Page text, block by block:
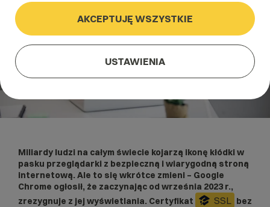
Miliardy ludzi na całym świecie kojarzą ikonę kłódki w
pasku przeglądarki z bezpieczną i wiarygodną stroną
internetową. Ale to się wkrótce zmieni – Google
Chrome ogłosił, że zaczynając od września 2023 r.,
zrezygnuje z jej wyświetlania. Certyfikat
SSL
bez
AKCEPTUJĘ WSZYSTKIE
USTAWIENIA